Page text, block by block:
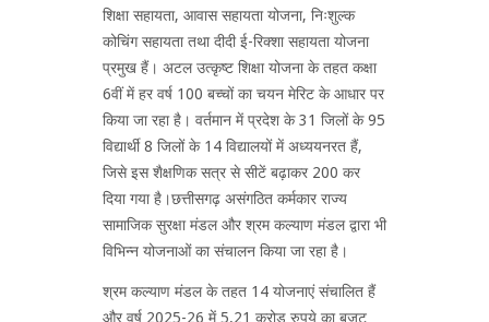
शिक्षा सहायता, आवास सहायता योजना, निःशुल्क
कोचिंग सहायता तथा दीदी ई-रिक्शा सहायता योजना
प्रमुख हैं। अटल उत्कृष्ट शिक्षा योजना के तहत कक्षा
6वीं में हर वर्ष 100 बच्चों का चयन मेरिट के आधार पर
किया जा रहा है। वर्तमान में प्रदेश के 31 जिलों के 95
विद्यार्थी 8 जिलों के 14 विद्यालयों में अध्ययनरत हैं,
जिसे इस शैक्षणिक सत्र से सीटें बढ़ाकर 200 कर
दिया गया है।छत्तीसगढ़ असंगठित कर्मकार राज्य
सामाजिक सुरक्षा मंडल और श्रम कल्याण मंडल द्वारा भी
विभिन्न योजनाओं का संचालन किया जा रहा है।
श्रम कल्याण मंडल के तहत 14 योजनाएं संचालित हैं
और वर्ष 2025-26 में 5.21 करोड़ रुपये का बजट